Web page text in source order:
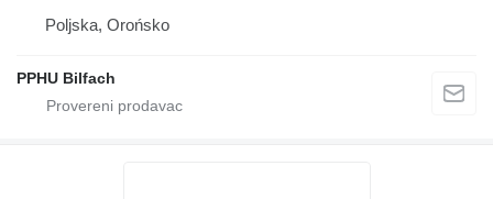
Poljska, Orońsko
PPHU Bilfach